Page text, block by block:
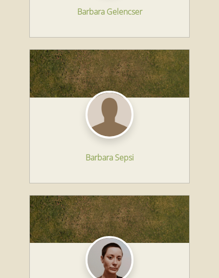
Barbara Gelencser
Barbara Sepsi